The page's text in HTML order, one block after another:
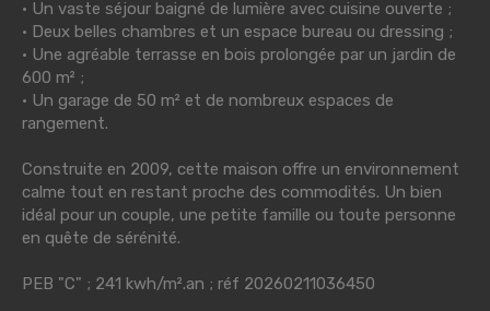
• Un vaste séjour baigné de lumière avec cuisine ouverte ;
• Deux belles chambres et un espace bureau ou dressing ;
• Une agréable terrasse en bois prolongée par un jardin de
600 m² ;
• Un garage de 50 m² et de nombreux espaces de
rangement.
Construite en 2009, cette maison offre un environnement
calme tout en restant proche des commodités. Un bien
idéal pour un couple, une petite famille ou toute personne
en quête de sérénité.
PEB "C" ; 241 kwh/m².an ; réf 20260211036450